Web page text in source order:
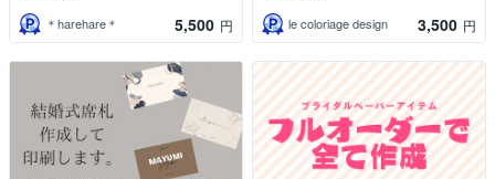
＊harehare＊ 5,500 円 le coloriage design 3,500 円